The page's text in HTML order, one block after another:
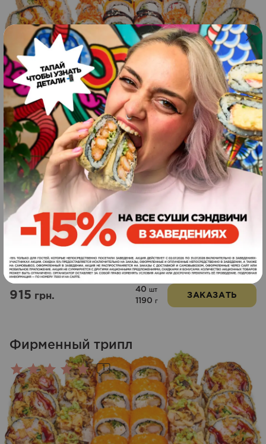
1095грн.
18шт
1160
ЗАКАЗАТЬ
Wow
Big Family Set
915грн.
40 шт
1190 г
ЗАКАЗАТЬ
Фирменный трипл
Оценка
5.00
из 5
1